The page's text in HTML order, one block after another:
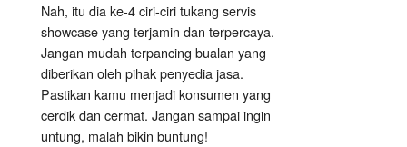
Nah, itu dia ke-4 ciri-ciri tukang servis
showcase yang terjamin dan terpercaya.
Jangan mudah terpancing bualan yang
diberikan oleh pihak penyedia jasa.
Pastikan kamu menjadi konsumen yang
cerdik dan cermat. Jangan sampai ingin
untung, malah bikin buntung!